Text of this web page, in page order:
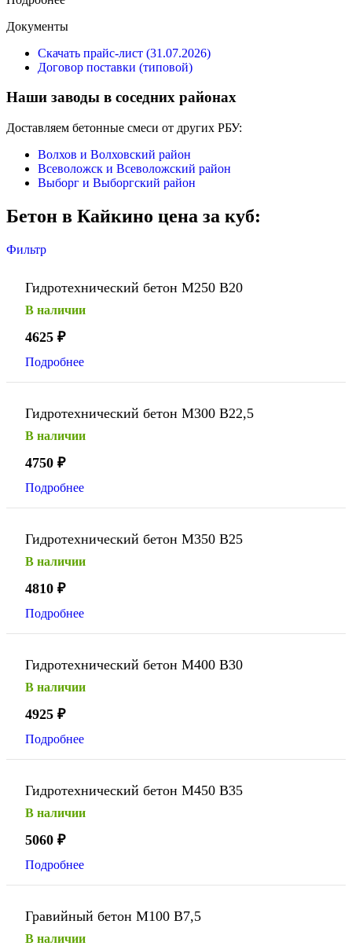
Документы
Скачать прайс-лист (31.07.2026)
Договор поставки (типовой)
Наши заводы в соседних районах
Доставляем бетонные смеси от других РБУ:
Волхов и Волховский район
Всеволожск и Всеволожский район
Выборг и Выборгский район
Бетон в Кайкино цена за куб:
Фильтр
Гидротехнический бетон М250 В20
В наличии
4625 ₽
Подробнее
Гидротехнический бетон М300 В22,5
В наличии
4750 ₽
Подробнее
Гидротехнический бетон М350 В25
В наличии
4810 ₽
Подробнее
Гидротехнический бетон М400 В30
В наличии
4925 ₽
Подробнее
Гидротехнический бетон М450 В35
В наличии
5060 ₽
Подробнее
Гравийный бетон М100 В7,5
В наличии